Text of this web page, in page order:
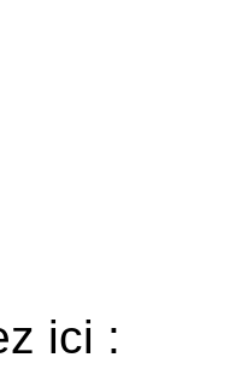
ici :